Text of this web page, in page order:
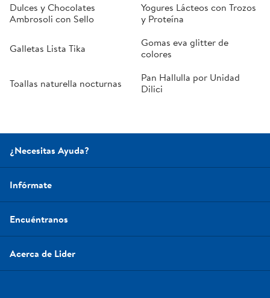
Dulces y Chocolates
Ambrosoli con Sello
Yogures Lácteos con Trozos
y Proteína
Galletas Lista Tika
Gomas eva glitter de
colores
Toallas naturella nocturnas
Pan Hallulla por Unidad
Dilici
¿Necesitas Ayuda?
Infórmate
Encuéntranos
Acerca de Lider